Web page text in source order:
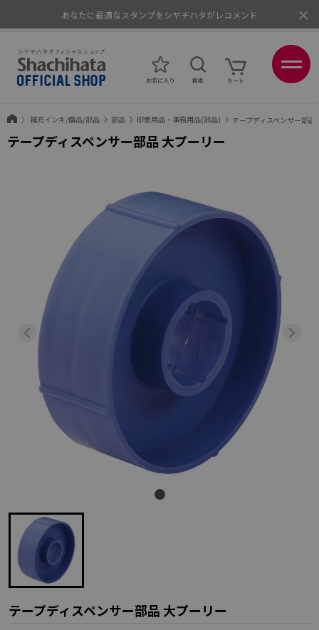
あなたに最適なスタンプをシヤチハタがレコメンド
〉 補充インキ/備品/部品 〉 部品 〉 印章用品・事務用品(部品) 〉 テープディスペンサー部品
テープディスペンサー部品 大プーリー
×
テープディスペンサー部品 大プーリー